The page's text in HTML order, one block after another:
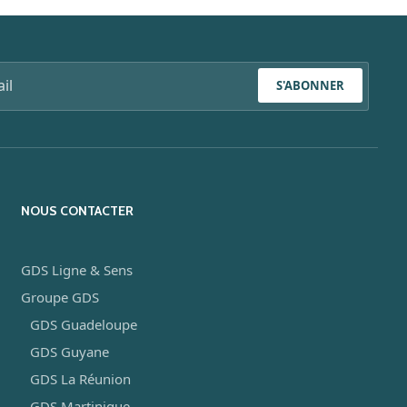
S'ABONNER
NOUS CONTACTER
GDS Ligne & Sens
Groupe GDS
GDS Guadeloupe
GDS Guyane
GDS La Réunion